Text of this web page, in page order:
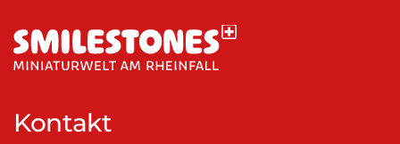
Kontakt